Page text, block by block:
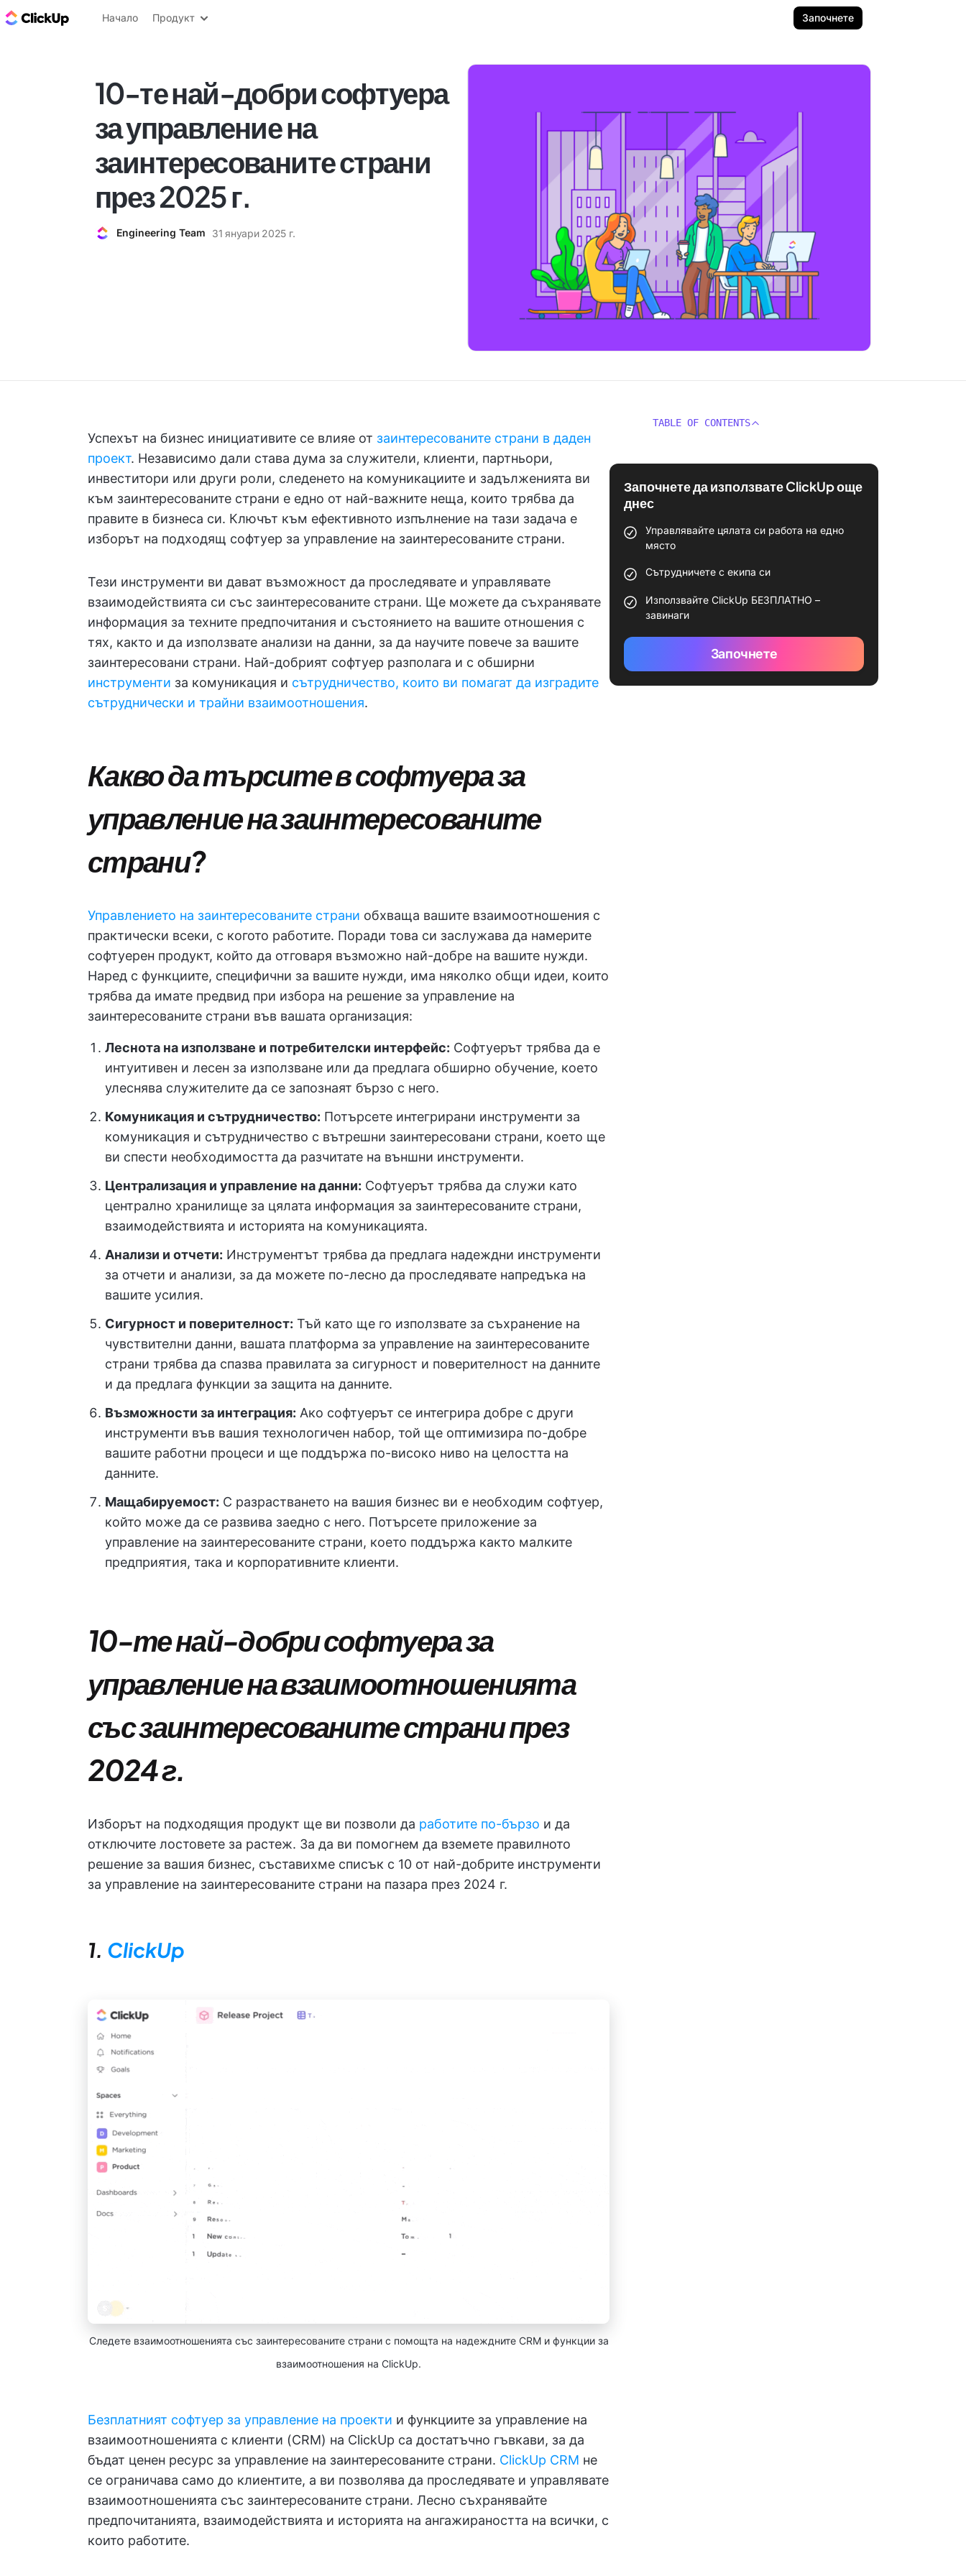
ClickUp блог
Начало Продукт Започнете
10-те най-добри софтуера
за управление на
заинтересованите страни
през 2025 г.
Engineering Team 31 януари 2025 г.
Успехът на бизнес инициативите се влияе от заинтересованите страни в даден
проект. Независимо дали става дума за служители, клиенти, партньори,
инвеститори или други роли, следенето на комуникациите и задълженията ви
към заинтересованите страни е едно от най-важните неща, които трябва да
правите в бизнеса си. Ключът към ефективното изпълнение на тази задача е
изборът на подходящ софтуер за управление на заинтересованите страни.
Тези инструменти ви дават възможност да проследявате и управлявате
взаимодействията си със заинтересованите страни. Ще можете да съхранявате
информация за техните предпочитания и състоянието на вашите отношения с
тях, както и да използвате анализи на данни, за да научите повече за вашите
заинтересовани страни. Най-добрият софтуер разполага и с обширни
инструменти за комуникация и сътрудничество, които ви помагат да изградите
сътруднически и трайни взаимоотношения.
Какво да търсите в софтуера за
управление на заинтересованите
страни?
Управлението на заинтересованите страни обхваща вашите взаимоотношения с
практически всеки, с когото работите. Поради това си заслужава да намерите
софтуерен продукт, който да отговаря възможно най-добре на вашите нужди.
Наред с функциите, специфични за вашите нужди, има няколко общи идеи, които
трябва да имате предвид при избора на решение за управление на
заинтересованите страни във вашата организация:
Леснота на използване и потребителски интерфейс: Софтуерът трябва да е
интуитивен и лесен за използване или да предлага обширно обучение, което
улеснява служителите да се запознаят бързо с него.
Комуникация и сътрудничество: Потърсете интегрирани инструменти за
комуникация и сътрудничество с вътрешни заинтересовани страни, което ще
ви спести необходимостта да разчитате на външни инструменти.
Централизация и управление на данни: Софтуерът трябва да служи като
централно хранилище за цялата информация за заинтересованите страни,
взаимодействията и историята на комуникацията.
Анализи и отчети: Инструментът трябва да предлага надеждни инструменти
за отчети и анализи, за да можете по-лесно да проследявате напредъка на
вашите усилия.
Сигурност и поверителност: Тъй като ще го използвате за съхранение на
чувствителни данни, вашата платформа за управление на заинтересованите
страни трябва да спазва правилата за сигурност и поверителност на данните
и да предлага функции за защита на данните.
Възможности за интеграция: Ако софтуерът се интегрира добре с други
инструменти във вашия технологичен набор, той ще оптимизира по-добре
вашите работни процеси и ще поддържа по-високо ниво на целостта на
данните.
Мащабируемост: С разрастването на вашия бизнес ви е необходим софтуер,
който може да се развива заедно с него. Потърсете приложение за
управление на заинтересованите страни, което поддържа както малките
предприятия, така и корпоративните клиенти.
10-те най-добри софтуера за
управление на взаимоотношенията
със заинтересованите страни през
2024 г.
Изборът на подходящия продукт ще ви позволи да работите по-бързо и да
отключите лостовете за растеж. За да ви помогнем да вземете правилното
решение за вашия бизнес, съставихме списък с 10 от най-добрите инструменти
за управление на заинтересованите страни на пазара през 2024 г.
1. ClickUp
Следете взаимоотношенията със заинтересованите страни с помощта на надеждните CRM и функции за
взаимоотношения на ClickUp.
Безплатният софтуер за управление на проекти и функциите за управление на
взаимоотношенията с клиенти (CRM) на ClickUp са достатъчно гъвкави, за да
бъдат ценен ресурс за управление на заинтересованите страни. ClickUp CRM не
се ограничава само до клиентите, а ви позволява да проследявате и управлявате
взаимоотношенията със заинтересованите страни. Лесно съхранявайте
предпочитанията, взаимодействията и историята на ангажираността на всички, с
които работите.
TABLE OF CONTENTS
Започнете да използвате ClickUp още
днес
Управлявайте цялата си работа на едно
място
Сътрудничете с екипа си
Използвайте ClickUp БЕЗПЛАТНО –
завинаги
Започнете